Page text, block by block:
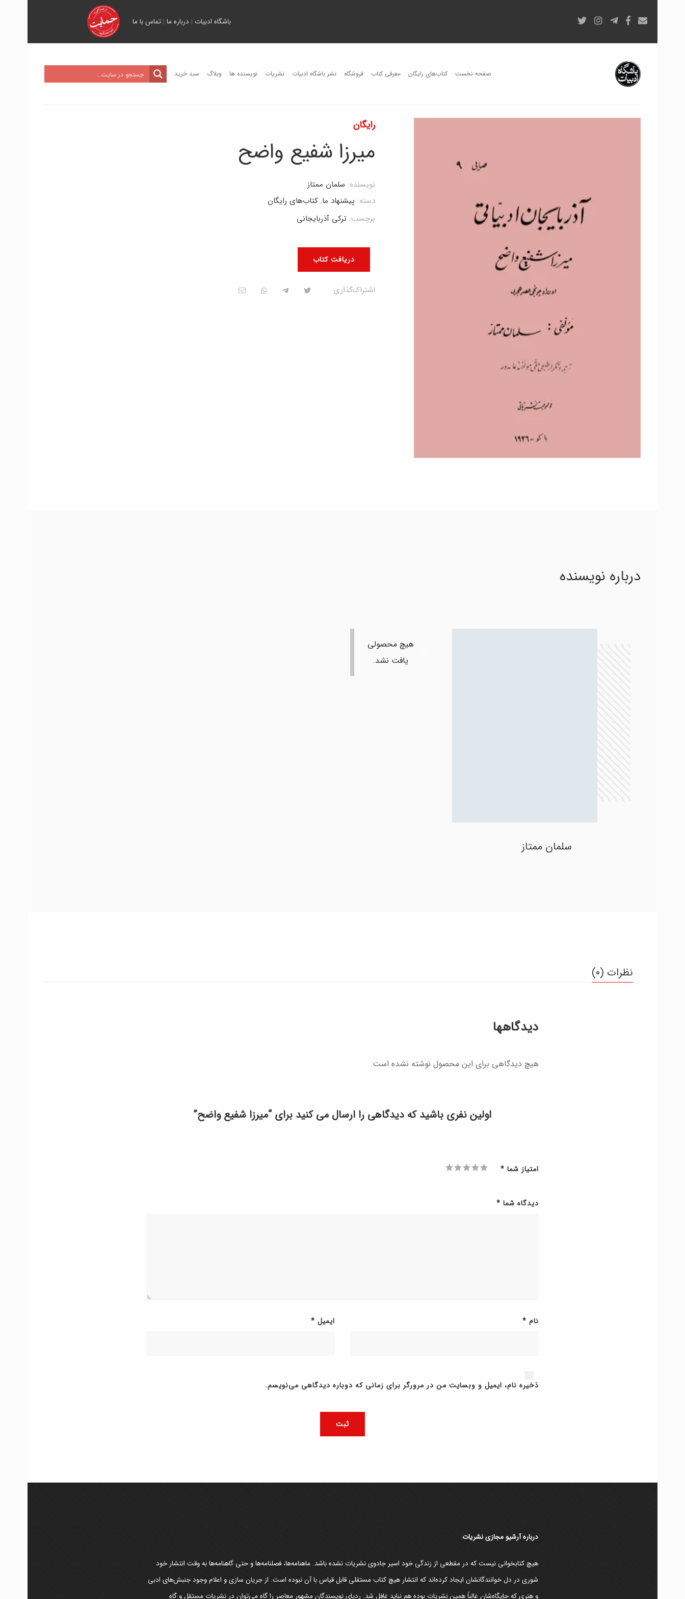
باشگاه ادبیات | درباره ما |تماس با ما
صفحه نخست کتاب‌های رایگان معرفی کتاب فروشگاه نشر باشگاه ادبیات نشریات نویسنده ها وبلاگ سبد خرید
رایگان
میرزا شفیع واضح
دریافت کتاب
نویسنده: سلمان ممتاز
دسته: پیشنهاد ما,کتاب‌های رایگان
برچسب: ترکی آذربایجانی
اشتراک‌گذاری
درباره نویسنده
سلمان ممتاز
هیچ محصولی
یافت نشد.
نظرات (0)
دیدگاهها
هیچ دیدگاهی برای این محصول نوشته نشده است.
اولین نفری باشید که دیدگاهی را ارسال می کنید برای “میرزا شفیع واضح”
امتیاز شما *
دیدگاه شما *
نام * ایمیل *
ذخیره نام، ایمیل و وبسایت من در مرورگر برای زمانی که دوباره دیدگاهی می‌نویسم.
دربارۀ آرشیو مجازی نشریات
هیچ کتابخوانی نیست که در مقطعی از زندگی خود اسیر جادوی نشریات نشده باشد. ماهنامه‌ها، فصلنامه‌ها و حتی گاهنامه‌ها به وقت انتشار خود
شوری در دل خوانندگانشان ایجاد کرده‌اند که انتشار هیچ کتاب مستقلی قابل قیاس با آن نبوده است. از جریان سازی و اعلام وجود جنبش‌های ادبی
و هنری که جایگاه‌شان غالباً همین نشریات بوده هم نباید غافل شد. ردپای نویسندگان مشهور معاصر را گاه می‌توان در نشریات مستقل و گاه